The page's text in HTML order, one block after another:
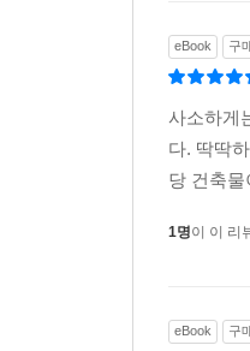
공간을 바라
공간과 건축
눈을 갖게
곱씹으며 당
여기에 삶의
eBook 구
사소하게
다. 딱딱
당 건축
1명이 이 리
eBook 구